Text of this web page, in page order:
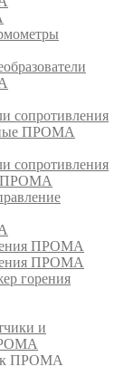
сопротивления
ПРОМА
сопротивления
ПРОМА
ПРОМА
ПРОМА
горения
и
ПРОМА